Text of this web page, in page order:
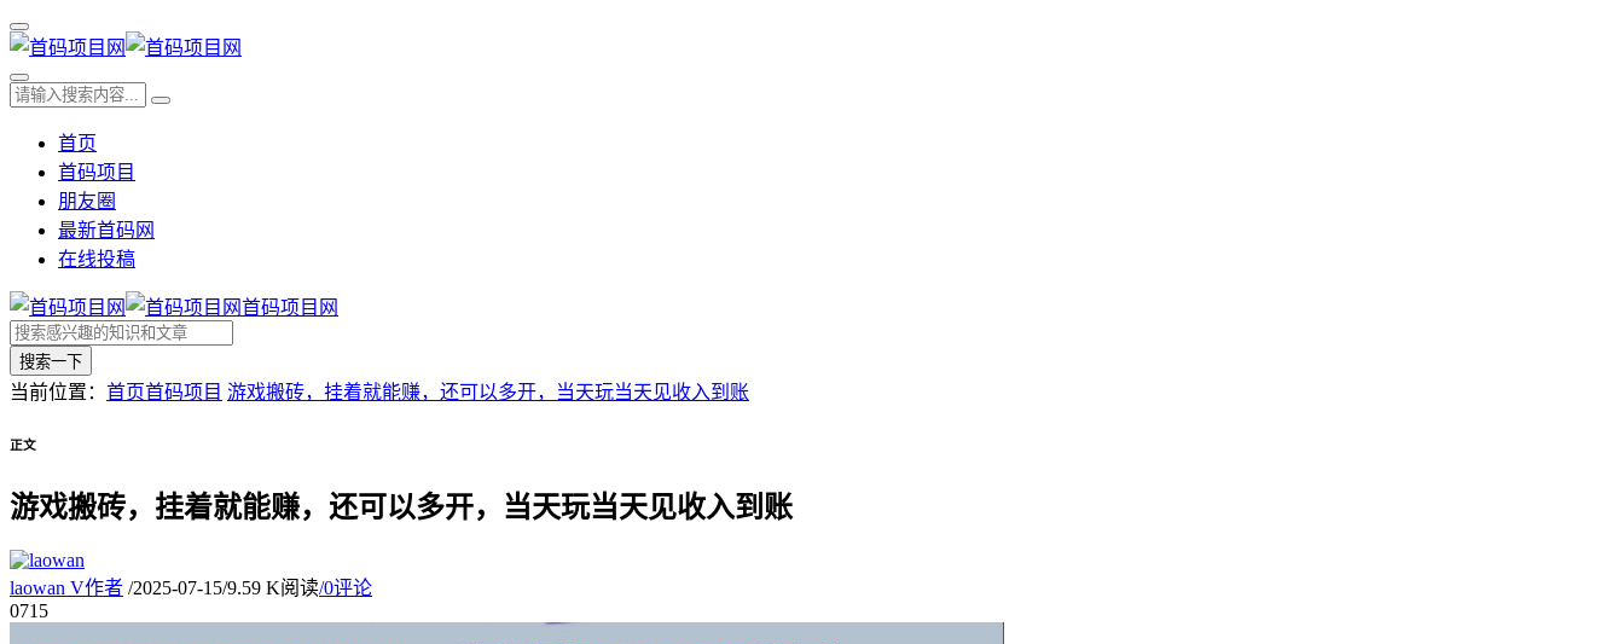
首页
首码项目
朋友圈
最新首码网
在线投稿
首码项目网
搜索一下
当前位置： 首页首码项目 游戏搬砖，挂着就能赚，还可以多开，当天玩当天见收入到账
正文
游戏搬砖，挂着就能赚，还可以多开，当天玩当天见收入到账
laowan V作者 /2025-07-15/9.59 K阅读/0评论
0715